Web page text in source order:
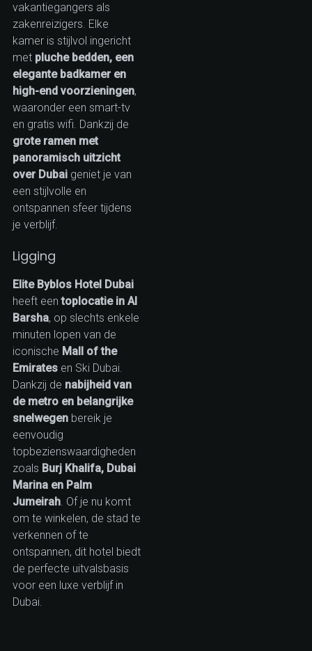
vakantiegangers als
zakenreizigers. Elke
kamer is stijlvol ingericht
met pluche bedden, een
elegante badkamer en
high-end voorzieningen,
waaronder een smart-tv
en gratis wifi. Dankzij de
grote ramen met
panoramisch uitzicht
over Dubaigeniet je van
een stijlvolle en
ontspannen sfeer tijdens
je verblijf.
Ligging
Elite Byblos Hotel Dubai
heeft eentoplocatie in Al
Barsha, op slechts enkele
minuten lopen van de
iconische Mall of the
Emiratesen Ski Dubai.
Dankzij de nabijheid van
de metro en belangrijke
snelwegenbereik je
eenvoudig
topbezienswaardigheden
zoals Burj Khalifa, Dubai
Marina en Palm
Jumeirah. Of je nu komt
om te winkelen, de stad te
verkennen of te
ontspannen, dit hotel biedt
de perfecte uitvalsbasis
voor een luxe verblijf in
Dubai.